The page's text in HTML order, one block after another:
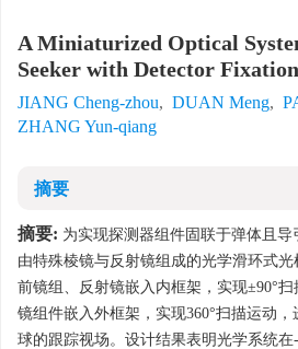
A Miniaturized Optical
Seeker with Detector Fixation
JIANG Cheng-zhou, DUAN Meng,
ZHANG Yun-qiang
摘要
摘要: 为实现探测器组件固联于弹体且
由特殊棱镜与反射镜组成的光学滑环式
前镜组、反射镜嵌入内框架，实现±90°
镜组件嵌入外框架，实现360°扫描运动
球的跟踪视场。设计结果表明光学系统